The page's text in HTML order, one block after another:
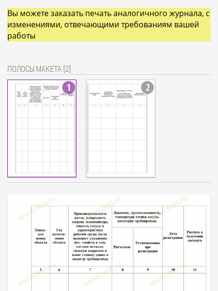
Вы можете заказать печать аналогичного журнала, с
изменениями, отвечающими требованиям вашей
работы
ПОЛОСЫ МАКЕТА [2]
1 2